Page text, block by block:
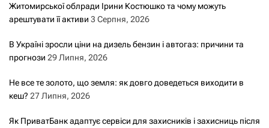
Житомирської облради Ірини Костюшко та чому можуть
арештувати її активи 3 Серпня, 2026
В Україні зросли ціни на дизель бензин і автогаз: причини та
прогнози 29 Липня, 2026
Не все те золото, що земля: як довго доведеться виходити в
кеш? 27 Липня, 2026
Як ПриватБанк адаптує сервіси для захисників і захисниць після